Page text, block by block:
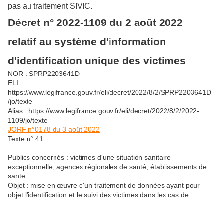
pas au traitement SIVIC.
Décret n° 2022-1109 du 2 août 2022
relatif au système d'information
d'identification unique des victimes
NOR : SPRP2203641D
ELI :
https://www.legifrance.gouv.fr/eli/decret/2022/8/2/SPRP2203641D
/jo/texte
Alias : https://www.legifrance.gouv.fr/eli/decret/2022/8/2/2022-
1109/jo/texte
JORF n°0178 du 3 août 2022
Texte n° 41
Publics concernés : victimes d'une situation sanitaire
exceptionnelle, agences régionales de santé, établissements de
santé.
Objet : mise en œuvre d'un traitement de données ayant pour
objet l'identification et le suivi des victimes dans les cas de